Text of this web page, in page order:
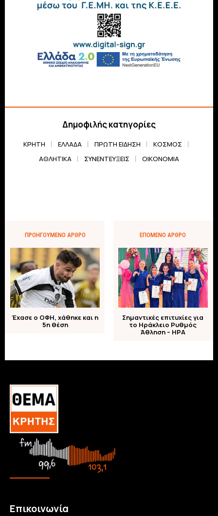
Δημοφιλής κατηγορίες
ΚΡΗΤΗ ΕΛΛΆΔΑ ΠΡΏΤΗ ΕΊΔΗΣΗ
ΚΌΣΜΟΣ
ΑΘΛΗΤΙΚΆ
ΣΥΝΕΝΤΕΎΞΕΙΣ ΟΙΚΟΝΟΜΊΑ
ΠΡΟΗΓΟΎΜΕΝΟ ΆΡΘΡΟ
Έχασε ο ΟΦΗ, χάθηκε και η
5η θέση
ΕΠΌΜΕΝΟ ΆΡΘΡΟ
Σημαντικές επιτυχίες για
το Ηράκλειο Ρυθμός
Άθληση – ΗΡΑ
Επικοινωνία